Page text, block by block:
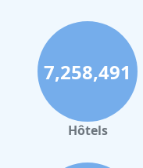
7,258,491
Hôtels